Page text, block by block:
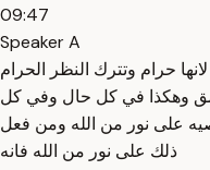
09:47
Speaker A
حرام وتترك النظر الحرام
وهكذا في كل حال وفي كل
على نور من الله ومن فعل
ذلك على نور من الله فانه